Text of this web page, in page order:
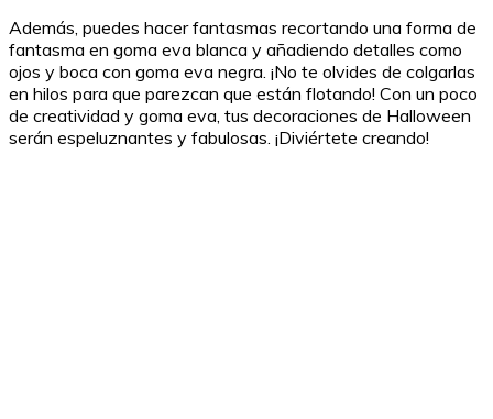
Además, puedes hacer fantasmas recortando una forma de
fantasma en goma eva blanca y añadiendo detalles como
ojos y boca con goma eva negra. ¡No te olvides de colgarlas
en hilos para que parezcan que están flotando! Con un poco
de creatividad y goma eva, tus decoraciones de Halloween
serán espeluznantes y fabulosas. ¡Diviértete creando!